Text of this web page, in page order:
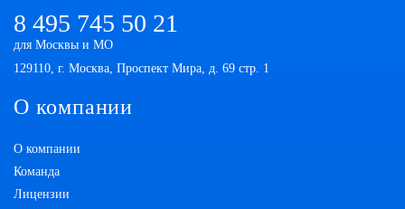
8 495 745 50 21
для Москвы и МО
129110, г. Москва, Проспект Мира, д. 69 стр. 1
О компании
О компании
Команда
Лицензии